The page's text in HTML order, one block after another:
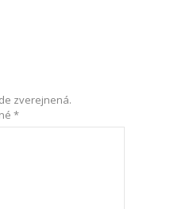
zverejnená.
*